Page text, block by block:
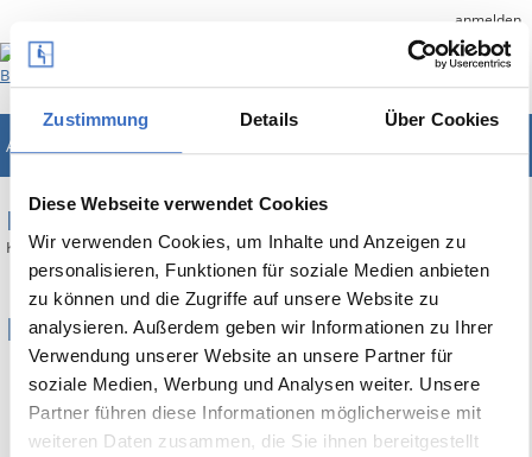
Zustimmung Details Über Cookies
Diese Webseite verwendet Cookies
Wir verwenden Cookies, um Inhalte und Anzeigen zu
personalisieren, Funktionen für soziale Medien anbieten
zu können und die Zugriffe auf unsere Website zu
analysieren. Außerdem geben wir Informationen zu Ihrer
Verwendung unserer Website an unsere Partner für
soziale Medien, Werbung und Analysen weiter. Unsere
Partner führen diese Informationen möglicherweise mit
weiteren Daten zusammen, die Sie ihnen bereitgestellt
anmelden
ABES/Objects
RELEASE NOTES
Kurzinfos zu den wichtigsten Erweiterungen von ABES/Objects
Build 10780
12 Juni 2026
Anzahl der Ansichten: 64
0 Kommentare